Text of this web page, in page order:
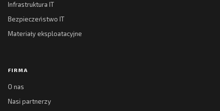
Infrastruktura IT
Bezpieczeństwo IT
Materiały eksploatacyjne
FIRMA
O nas
Nasi partnerzy